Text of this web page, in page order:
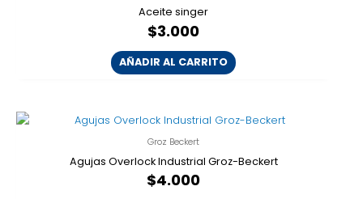
Aceite singer
$3.000
AÑADIR AL CARRITO
Groz Beckert
Agujas Overlock Industrial Groz-Beckert
$4.000